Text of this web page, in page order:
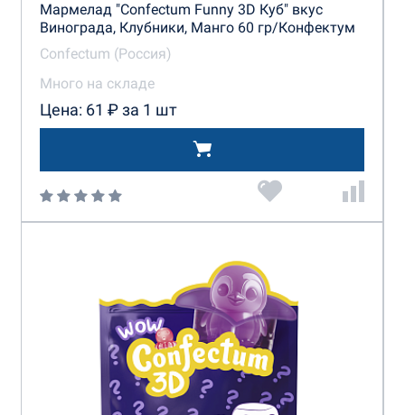
Мармелад "Confectum Funny 3D Куб" вкус
Винограда, Клубники, Манго 60 гр/Конфектум
Confectum (Россия)
Много на складе
Цена: 61 ₽ за 1 шт